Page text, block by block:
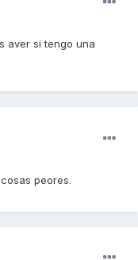
aver si tengo una
peores.